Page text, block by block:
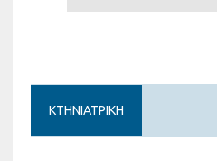
ΚΤΗΝΙΑΤΡΙΚΗ